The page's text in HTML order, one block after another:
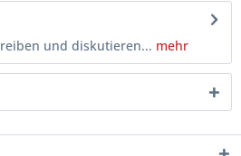
und diskutieren... mehr